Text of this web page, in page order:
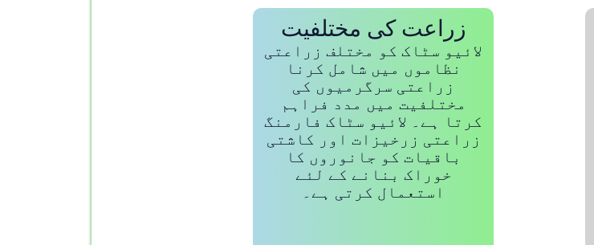
زراعت کی مختلفیت
لائیو سٹاک کو مختلف زراعتی
نظاموں میں شامل کرنا
زراعتی سرگرمیوں کی
مختلفیت میں مدد فراہم
کرتا ہے۔ لائیو سٹاک فارمنگ
زراعتی زرخیزات اور کاشتی
باقیات کو جانوروں کا
خوراک بنانے کے لئے
استعمال کرتی ہے۔